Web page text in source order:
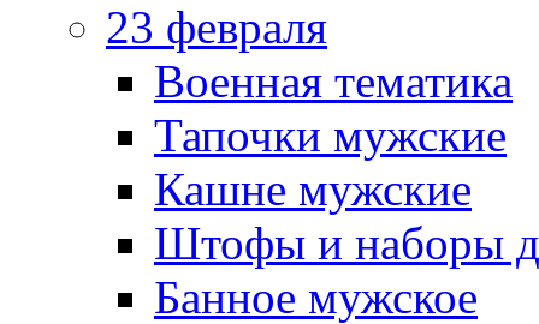
23 февраля
Военная тематика
Тапочки мужские
Кашне мужские
Штофы и наборы
Банное мужское